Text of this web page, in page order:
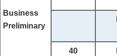
Business
Preliminary
40